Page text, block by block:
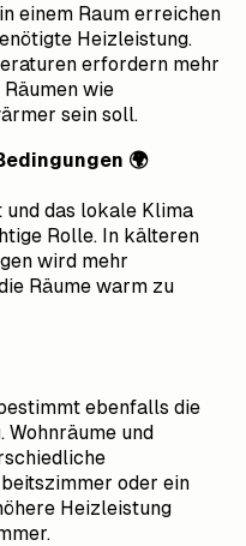
einem Raum erreichen
Heizleistung.
erfordern mehr
wie
sein soll.
🌍
das lokale Klima
Rolle. In kälteren
wird mehr
Räume warm zu
ebenfalls die
und
oder ein
Heizleistung